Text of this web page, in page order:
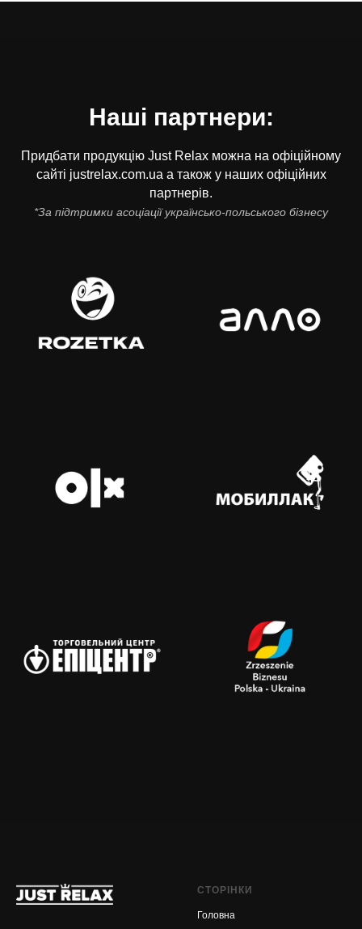
Наші партнери:
Придбати продукцію Just Relax можна на офіційному
сайті justrelax.com.ua а також у наших офіційних
партнерів.
*За підтримки асоціації українсько-польського бізнесу
СТОРІНКИ
Головна